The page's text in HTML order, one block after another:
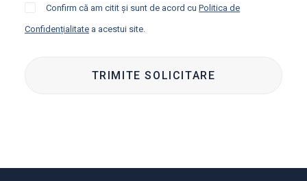
Confirm că am citit și sunt de acord cuPolitica de
Confidențialitate a acestui site.